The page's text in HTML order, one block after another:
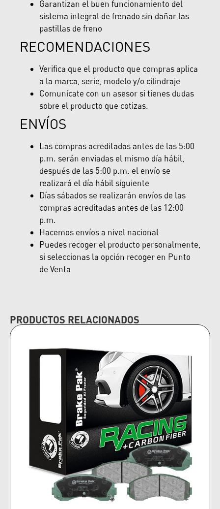
Garantizan el buen funcionamiento del
sistema integral de frenado sin dañar las
pastillas de freno
RECOMENDACIONES
Verifica que el producto que compras aplica
a la marca, serie, modelo y/o cilindraje
Comunícate con un asesor si tienes dudas
sobre el producto que cotizas.
ENVÍOS
Las compras acreditadas antes de las 5:00
p.m. serán enviadas el mismo día hábil,
después de las 5:00 p.m. el envío se
realizará el día hábil siguiente
Días sábados se realizarán envíos de las
compras acreditadas antes de las 12:00
p.m.
Hacemos envíos a nivel nacional
Puedes recoger el producto personalmente,
si seleccionas la opción recoger en Punto
de Venta
PRODUCTOS RELACIONADOS